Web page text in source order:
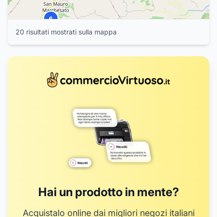
6
20 risultati mostrati sulla mappa
Hai un prodotto in mente?
Acquistalo online dai migliori negozi italiani